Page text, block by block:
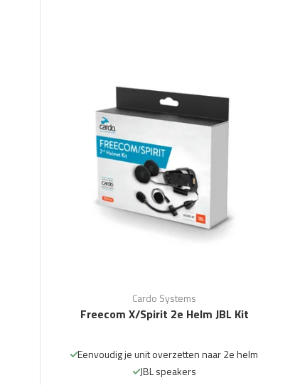
Cardo Systems
Freecom X/Spirit 2e Helm JBL Kit
Eenvoudig je unit overzetten naar 2e helm
JBL speakers